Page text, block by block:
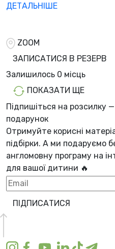
ДЕТАЛЬНІШЕ
ZOOM
ЗАПИСАТИСЯ В РЕЗЕРВ
Залишилось 0 місць
ПОКАЗАТИ ЩЕ
Підпишіться на розсилку
подарунок
Отримуйте корисні
підбірки. А ми подаруємо
англомовну програму на
для вашої дитини 🔥
ПІДПИСАТИСЯ